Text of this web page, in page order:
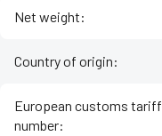
Net weight:
Country of origin:
European customs tariff
number: